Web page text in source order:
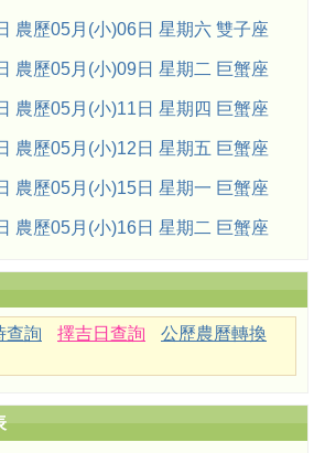
農歷05月(小)06日 星期六 雙子座
農歷05月(小)09日 星期二 巨蟹座
農歷05月(小)11日 星期四 巨蟹座
農歷05月(小)12日 星期五 巨蟹座
農歷05月(小)15日 星期一 巨蟹座
農歷05月(小)16日 星期二 巨蟹座
查詢 擇吉日查詢
公歷農曆轉換